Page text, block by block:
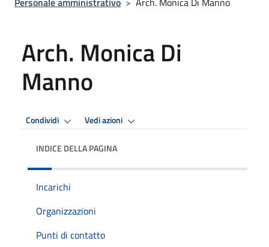
Arch. Monica Di
Manno
Condividi Vedi azioni
INDICE DELLA PAGINA
Incarichi
Organizzazioni
Punti di contatto